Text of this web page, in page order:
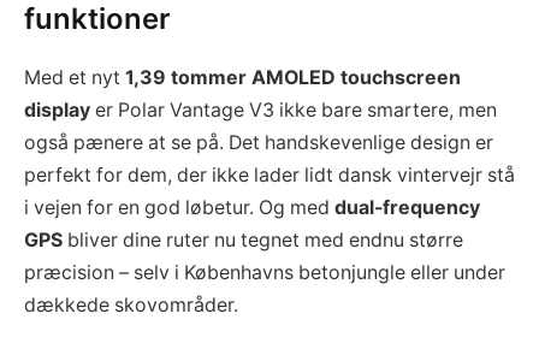
funktioner
Med et nyt 1,39 tommer AMOLED touchscreen
display er Polar Vantage V3 ikke bare smartere, men
også pænere at se på. Det handskevenlige design er
perfekt for dem, der ikke lader lidt dansk vintervejr stå
i vejen for en god løbetur. Og med dual-frequency
GPS bliver dine ruter nu tegnet med endnu større
præcision – selv i Københavns betonjungle eller under
dækkede skovområder.